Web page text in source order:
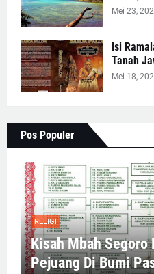
Mei 23,
Isi
Tanah
Mei 18,
Pos Populer
RELIGI
Kisah Mbah Segoro
Pejuang Di Bumi